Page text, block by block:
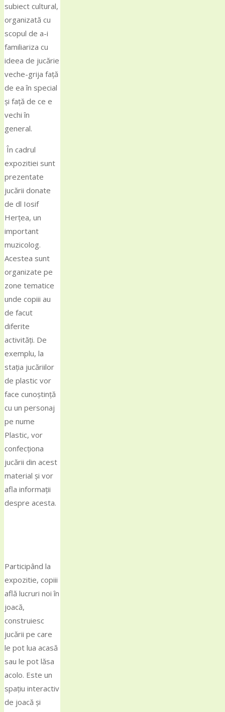
subiect cultural,
organizată cu
scopul de a-i
familiariza cu
ideea de jucărie
veche-grija față
de ea în special
și față de ce e
vechi în
general.
În cadrul
expozitiei sunt
prezentate
jucării donate
de dl Iosif
Herțea, un
important
muzicolog.
Acestea sunt
organizate pe
zone tematice
unde copiii au
de facut
diferite
activități. De
exemplu, la
stația jucăriilor
de plastic vor
face cunoștință
cu un personaj
pe nume
Plastic, vor
confecționa
jucării din acest
material și vor
afla informații
despre acesta.
Participând la
expozitie, copiii
află lucruri noi în
joacă,
construiesc
jucării pe care
le pot lua acasă
sau le pot lăsa
acolo. Este un
spațiu interactiv
de joacă și